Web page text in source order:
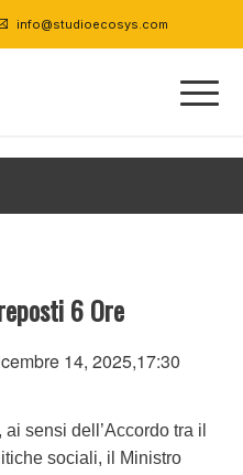
info@studioecosys.com
6 Ore
14, 2025,17:30
sensi dell’Accordo tra il
sociali, il Ministro